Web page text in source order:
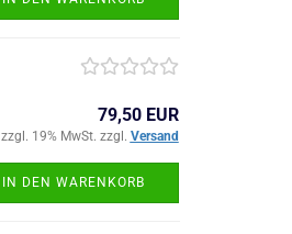
79,50 EUR
zzgl. 19% MwSt. zzgl. Versand
IN DEN WARENKORB